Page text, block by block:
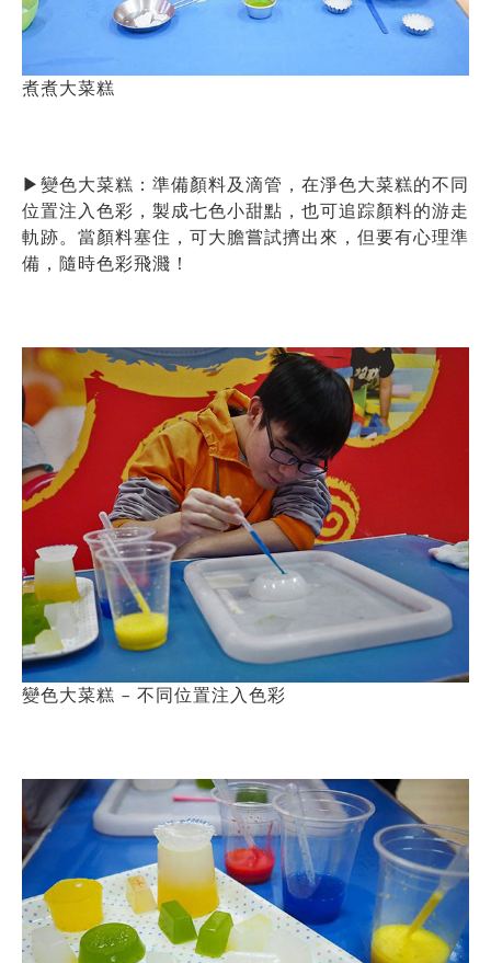
煮煮大菜糕
▶ 變色大菜糕：準備顏料及滴管，在淨色大菜糕的不同
位置注入色彩，製成七色小甜點，也可追踪顏料的游走
軌跡。當顏料塞住，可大膽嘗試擠出來，但要有心理準
備，隨時色彩飛濺！
變色大菜糕 – 不同位置注入色彩